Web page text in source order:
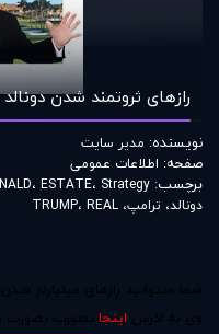
رازهای ثروتمند شدن
نویسنده: مدير سايت
صفحه: اطلاعات عمومی
برچسب: ، ESTATE، Strategy
دونالد، ترامپ، TRUMP، REAL
شما میتوانید رازهای میلیاردر
وی به ادرس اینجا بصورت بصورت